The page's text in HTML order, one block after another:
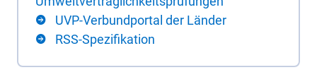
UVP-Verbundportal der Länder
RSS-Spezifikation